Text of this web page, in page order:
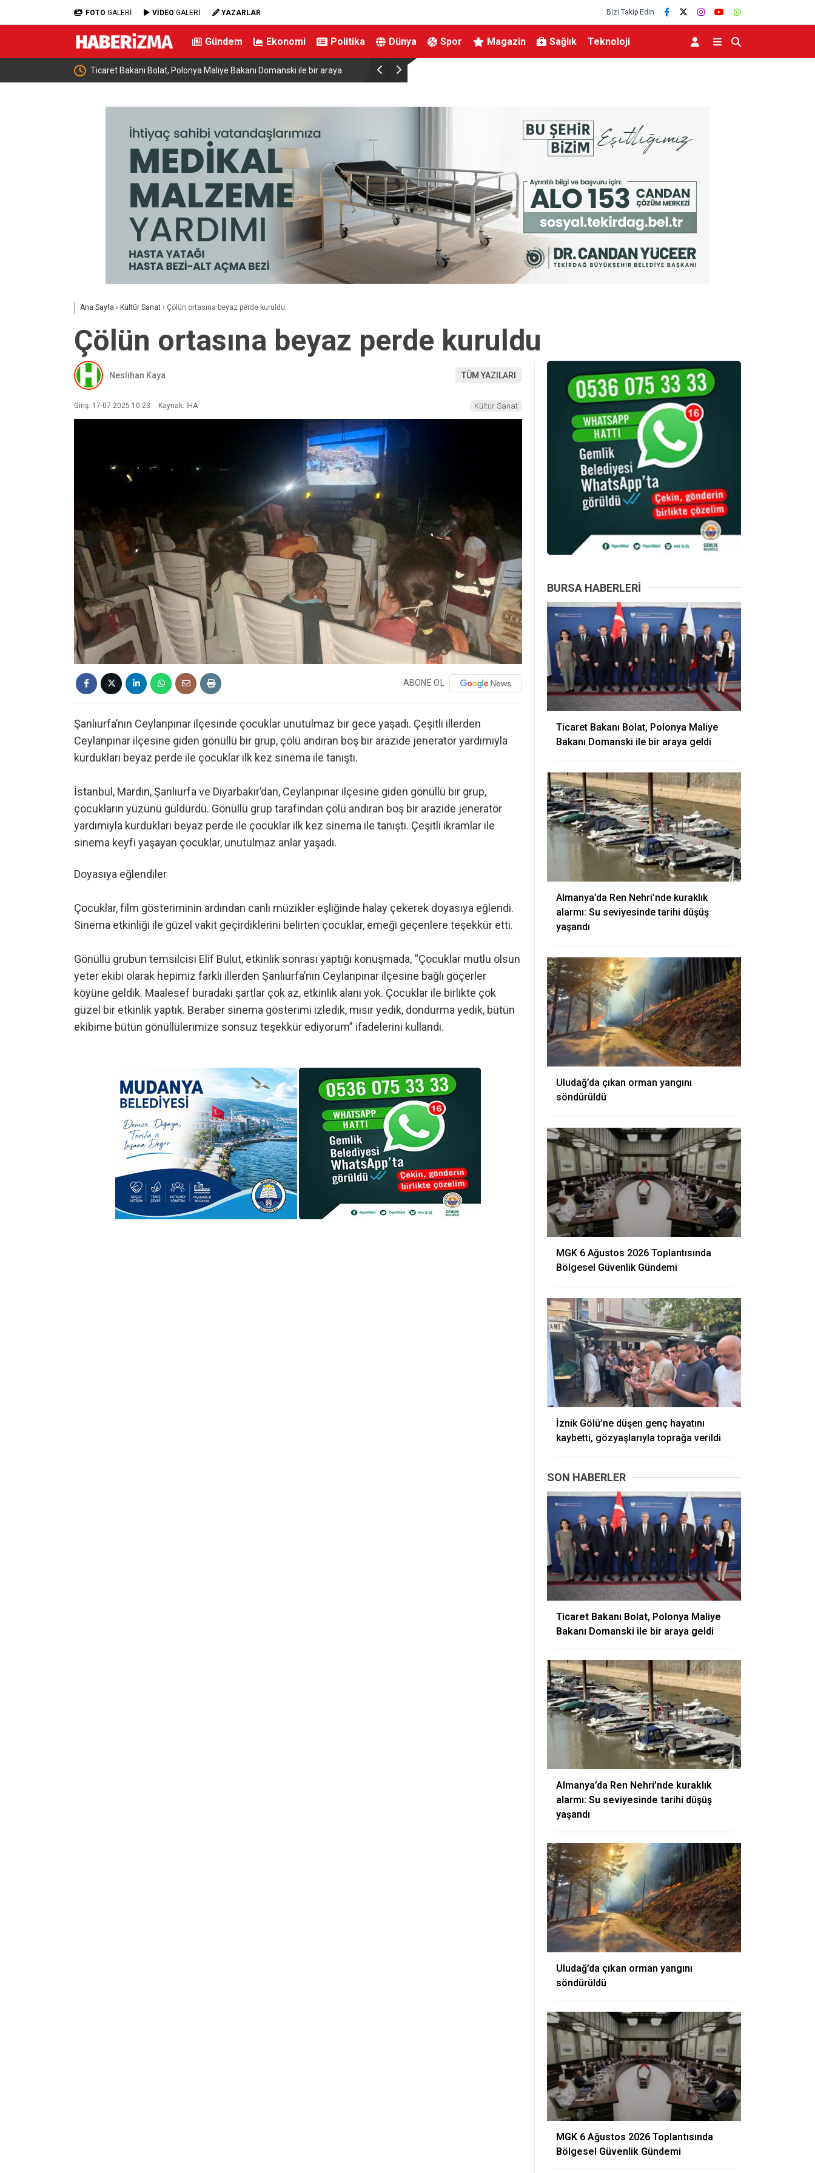
FOTO GALERİ VİDEO GALERİ YAZARLAR Bizi Takip Edin
Gündem Ekonomi Politika Dünya Spor Magazin Sağlık Teknoloji
Almanya’da Ren Nehri’nde kuraklık alarmı: Su seviyesinde tarihi düşüş Uludağ’da çıkan orman yangını söndürüldü
Ana Sayfa › Kültür Sanat › Çölün ortasına beyaz perde kuruldu
Çölün ortasına beyaz perde kuruldu
Neslihan Kaya TÜM YAZILARI
Giriş: 17-07-2025 10:23 Kaynak: İHA Kültür Sanat
ABONE OL
Şanlıurfa’nın Ceylanpınar ilçesinde çocuklar unutulmaz bir gece yaşadı. Çeşitli illerden
Ceylanpınar ilçesine giden gönüllü bir grup, çölü andıran boş bir arazide jeneratör yardımıyla
kurdukları beyaz perde ile çocuklar ilk kez sinema ile tanıştı.
İstanbul, Mardin, Şanlıurfa ve Diyarbakır’dan, Ceylanpınar ilçesine giden gönüllü bir grup,
çocukların yüzünü güldürdü. Gönüllü grup tarafından çölü andıran boş bir arazide jeneratör
yardımıyla kurdukları beyaz perde ile çocuklar ilk kez sinema ile tanıştı. Çeşitli ikramlar ile
sinema keyfi yaşayan çocuklar, unutulmaz anlar yaşadı.
Doyasıya eğlendiler
Çocuklar, film gösteriminin ardından canlı müzikler eşliğinde halay çekerek doyasıya eğlendi.
Sinema etkinliği ile güzel vakit geçirdiklerini belirten çocuklar, emeği geçenlere teşekkür etti.
Gönüllü grubun temsilcisi Elif Bulut, etkinlik sonrası yaptığı konuşmada, “Çocuklar mutlu olsun
yeter ekibi olarak hepimiz farklı illerden Şanlıurfa’nın Ceylanpınar ilçesine bağlı göçerler
köyüne geldik. Maalesef buradaki şartlar çok az, etkinlik alanı yok. Çocuklar ile birlikte çok
güzel bir etkinlik yaptık. Beraber sinema gösterimi izledik, mısır yedik, dondurma yedik, bütün
ekibime bütün gönüllülerimize sonsuz teşekkür ediyorum” ifadelerini kullandı.
BURSA HABERLERI
Ticaret Bakanı Bolat, Polonya Maliye
Bakanı Domanski ile bir araya geldi
Almanya’da Ren Nehri’nde kuraklık
alarmı: Su seviyesinde tarihi düşüş
yaşandı
Uludağ’da çıkan orman yangını
söndürüldü
MGK 6 Ağustos 2026 Toplantısında
Bölgesel Güvenlik Gündemi
İznik Gölü’ne düşen genç hayatını
kaybetti, gözyaşlarıyla toprağa verildi
SON HABERLER
Ticaret Bakanı Bolat, Polonya Maliye
Bakanı Domanski ile bir araya geldi
Almanya’da Ren Nehri’nde kuraklık
alarmı: Su seviyesinde tarihi düşüş
yaşandı
Uludağ’da çıkan orman yangını
söndürüldü
MGK 6 Ağustos 2026 Toplantısında
Bölgesel Güvenlik Gündemi